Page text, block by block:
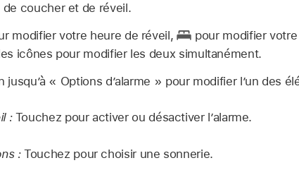
coucher et de réveil.
modifier votre heure de réveil,
pour modifier
icônes pour modifier les deux simultanément.
jusqu’à « Options d’alarme » pour modifier l’un des
: Touchez pour activer ou désactiver l’alarme.
:Touchez pour choisir une sonnerie.